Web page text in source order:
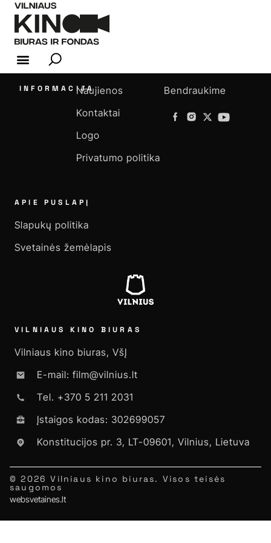
INFORMACIJANaujienos
Kontaktai
Logo
Privatumo politika
Bendraukime
APIE PUSLAPĮ
Slapukų politika
Svetainės žemėlapis
VILNIAUS KINO BIURAS
Vilniaus kino biuras, VšĮ
E-mail: film@vilnius.lt
Tel. +370 5 211 2031
Įstaigos kodas: 302699057
Konstitucijos pr. 3, LT-09601, Vilnius, Lietuva
© 2026 Vilniaus kino biuras. Visos teisės
saugomos
websvetaines.lt